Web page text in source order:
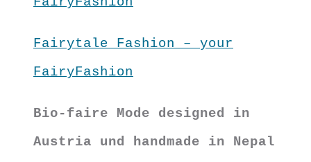
Fairytale Fashion – your
FairyFashion
Bio-faire Mode designed in
Austria und handmade in Nepal